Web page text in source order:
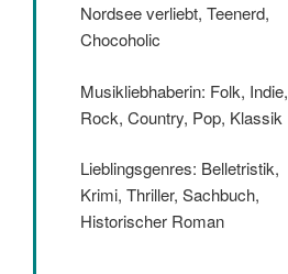
Nordsee verliebt, Teenerd,
Chocoholic
Musikliebhaberin: Folk, Indie,
Rock, Country, Pop, Klassik
Lieblingsgenres: Belletristik,
Krimi, Thriller, Sachbuch,
Historischer Roman